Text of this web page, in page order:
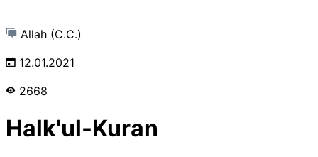
Allah (C.C.)
12.01.2021
2668
Halk'ul-Kuran